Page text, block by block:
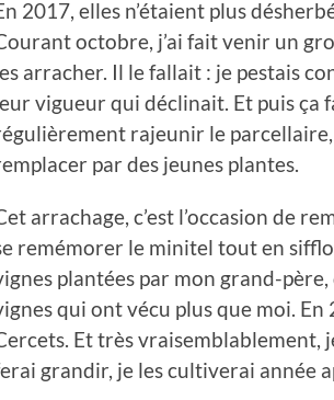
2017, elles n’étaient plus
octobre, j’ai fait venir un
arracher. Il le fallait : je pestais
vigueur qui déclinait. Et puis ça
rajeunir le
par des jeunes plantes.
arrachage, c’est l’occasion de
remémorer le minitel tout en
plantées par mon grand-
qui ont vécu plus que moi.
Et très vraisemblablement,
grandir, je les cultiverai année